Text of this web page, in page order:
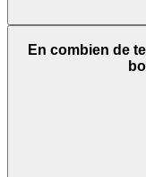
En combien de